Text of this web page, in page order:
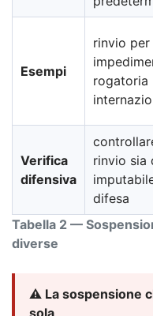
Tabella 2 —
diverse
Esempi
rinvio per
rogatoria
Verifica
difensiva
rinvio sia
difesa
⚠️ La sospensione
sola